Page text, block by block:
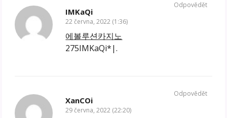
IMKaQi
22 června, 2022 (1:36)
에볼루션카지노
275IMKaQi*|.
Odpovědět
XanCOi
29 června, 2022 (22:20)
Odpovědět